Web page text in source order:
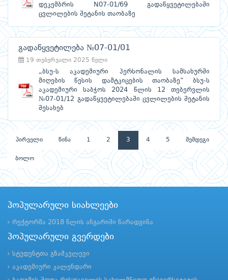
დეკემბრის N07-01/69 გადაწყვეტილებაში
ცვლილების შეტანის თაობაზე
გადაწყვეტილება №07-01/01
19 თებერვალი 2025 წელი
„ბსუ-ს აკადემიური პერსონალის სამსახურში
მიღების წესის დამტკიცების თაობაზე“ ბსუ-ს
აკადემიური საბჭოს 2024 წლის 12 თებერვლის
№07-01/12 გადაწყვეტილებაში ცვლილების შეტანის
შესახებ
პირველი წინა 1 2 3 4 5 შემდეგი
ბოლო
პოპულარული სიახლეები
რექტორმა 2018 წლის ანგარიში წარადგინა
პოპულარული გვერდები
სტუდენტთა გზამკვლევი
აკადემიური კალენდარი